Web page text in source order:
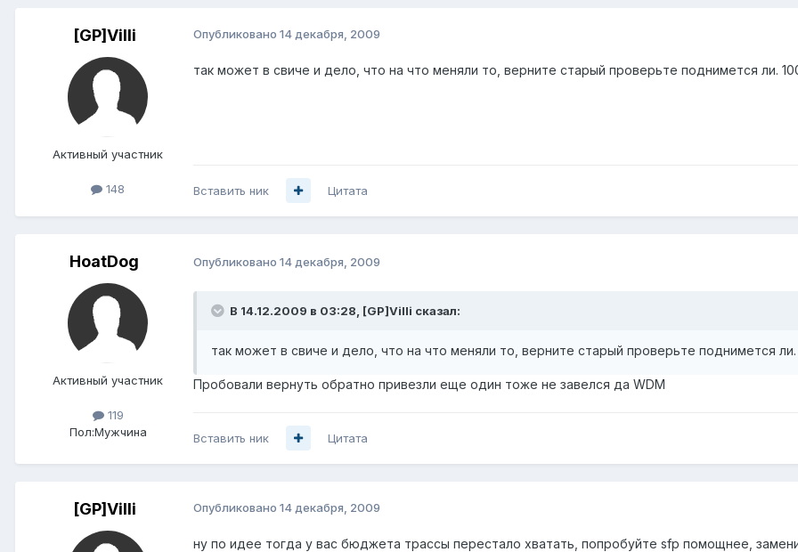
[GP]Villi
Активный участник
148
Опубликовано 14 декабря, 2009
так может в свиче и дело, что на что меняли то, верните старый проверьте поднимется ли.
Вставить ник Цитата
HoatDog
Активный участник
119
Пол:Мужчина
Опубликовано 14 декабря, 2009
В 14.12.2009 в 03:28, [GP]Villi сказал:
так может в свиче и дело, что на что меняли то, верните старый проверьте поднимется ли.
Пробовали вернуть обратно привезли еще один тоже не завелся да WDM
Вставить ник Цитата
[GP]Villi Опубликовано 14 декабря, 2009
ну по идее тогда у вас бюджета трассы перестало хватать, попробуйте sfp помощнее,